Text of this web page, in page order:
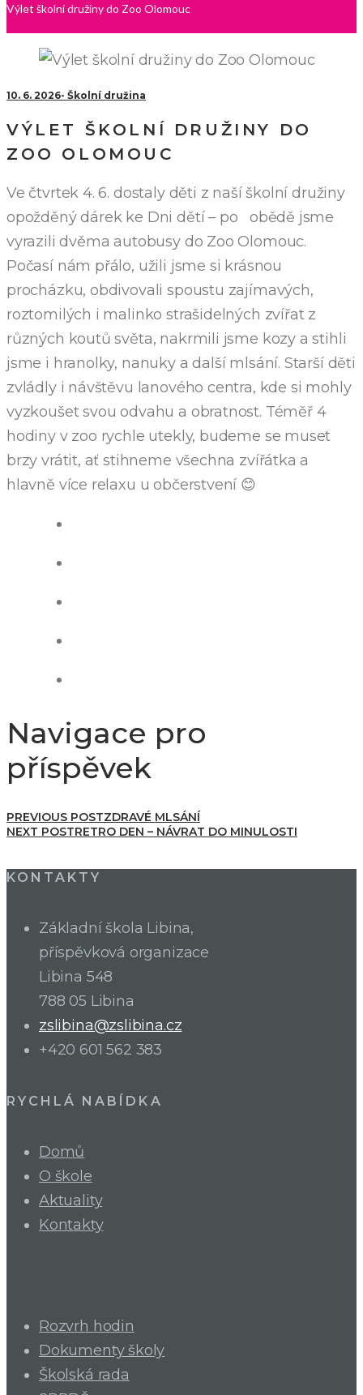
Výlet školní družiny do Zoo Olomouc
10. 6. 2026 Školní družina
VÝLET ŠKOLNÍ DRUŽINY DO
ZOO OLOMOUC
Ve čtvrtek 4. 6. dostaly děti z naší školní družiny
opožděný dárek ke Dni dětí – po obědě jsme
vyrazili dvěma autobusy do Zoo Olomouc.
Počasí nám přálo, užili jsme si krásnou
procházku, obdivovali spoustu zajímavých,
roztomilých i malinko strašidelných zvířat z
různých koutů světa, nakrmili jsme kozy a stihli
jsme i hranolky, nanuky a další mlsání. Starší děti
zvládly i návštěvu lanového centra, kde si mohly
vyzkoušet svou odvahu a obratnost. Téměř 4
hodiny v zoo rychle utekly, budeme se muset
brzy vrátit, ať stihneme všechna zvířátka a
hlavně více relaxu u občerstvení 😊
Navigace pro
příspěvek
PREVIOUS POSTZDRAVÉ MLSÁNÍ
NEXT POSTRETRO DEN – NÁVRAT DO MINULOSTI
KONTAKTY
Základní škola Libina,
příspěvková organizace
Libina 548
788 05 Libina
zslibina@zslibina.cz
+420 601 562 383
RYCHLÁ NABÍDKA
Domů
O škole
Aktuality
Kontakty
Rozvrh hodin
Dokumenty školy
Školská rada